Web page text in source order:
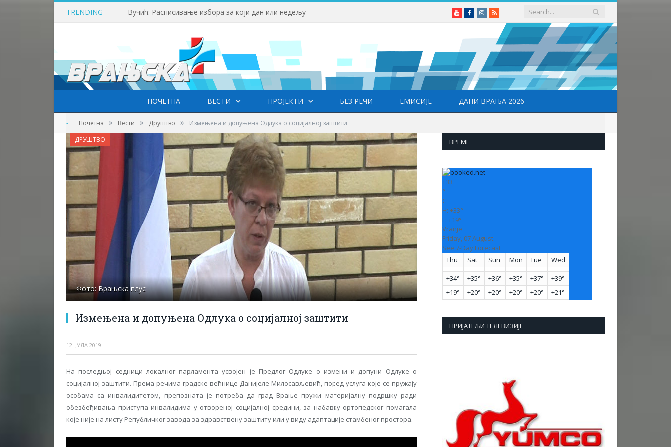
TRENDING Вучић: Расписивање избора за који дан или недељу YoutubeFacebookInstagram
RSS
ПОЧЕТНА ВЕСТИ ПРОЈЕКТИ БЕЗ РЕЧИ ЕМИСИЈЕ ДАНИ ВРАЊА 2026
- Почетна » Вести » Друштво » Измењена и допуњена Одлука о социјалној заштити
Фото: Врањска плус
Измењена и допуњена Одлука о социјалној заштити
12. ЈУЛА 2019.
ДРУШТВО
На последњој седници локалног парламента усвојен је Предлог Одлуке о измени и допуни Одлуке о
социјалној заштити. Према речима градске већнице Данијеле Милосављевић, поред услуга које се пружају
особама са инвалидитетом, препозната је потреба да град Врање пружи материјалну подршку ради
обезбеђивања приступа инвалидима у отвореној социјалној средини, за набавку ортопедског помагала
које није на листу Републичког завода за здравствену заштиту или у виду адаптације стамбеног простора.
ВРЕМЕ
+33
°
C
H: +33°
L: +19°
Vranje
Friday, 07 August
See 7-Day Forecast
Thu
Sat Sun Mon Tue Wed
+34° +35° +36° +35° +37° +39°
+19° +20° +20° +20° +20° +21°
ПРИЈАТЕЉИ ТЕЛЕВИЗИЈЕ